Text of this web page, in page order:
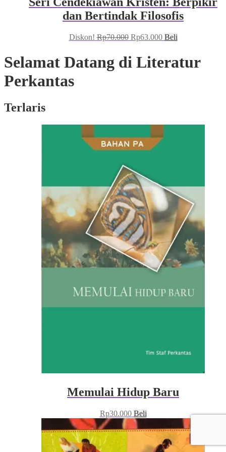
dan Bertindak Filosofis
Diskon! Rp70.000 Harga
adalah:
Rp70.000.
Rp63.000Harga
adalah:
Beli
Selamat Datang di Literatur
Perkantas
Terlaris
Memulai Hidup Baru
Rp30.000 Beli